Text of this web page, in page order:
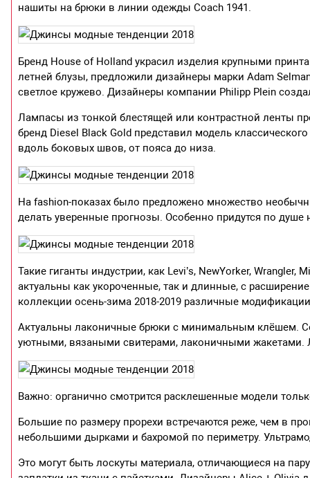
нашиты на брюки в линии одежды Coach 1941.
Бренд House of Holland украсил изделия крупными
летней блузы, предложили дизайнеры марки Adam
светлое кружево. Дизайнеры компании Philipp Plein
Лампасы из тонкой блестящей или контрастной ленты
бренд Diesel Black Gold представил модель
вдоль боковых швов, от пояса до низа.
На fashion-показах было предложено множество
делать уверенные прогнозы. Особенно придутся по
Такие гиганты индустрии, как Levi’s, NewYorker,
актуальны как укороченные, так и длинные, с
коллекции осень-зима 2018-2019 различные
Актуальны лаконичные брюки с минимальным клёшем.
уютными, вязаными свитерами, лаконичными
Важно: органично смотрится расклешенные модели
Большие по размеру прорехи встречаются реже, чем в
небольшими дырками и бахромой по периметру.
Это могут быть лоскуты материала, отличающиеся на